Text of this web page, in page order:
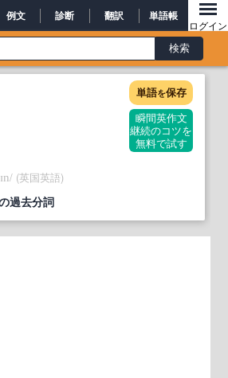
例文 診断 翻訳 単語帳
ログイン
単語を保存
瞬間英作文
継続のコツを
無料で試す
/ (英国英語)
過去分詞